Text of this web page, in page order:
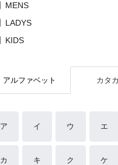
MENS
LADYS
KIDS
アルファベット カタ
ア イ ウ エ
カ キ ク ケ